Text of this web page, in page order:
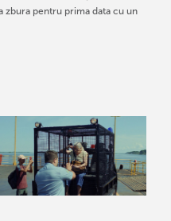
zbura pentru prima data cu un